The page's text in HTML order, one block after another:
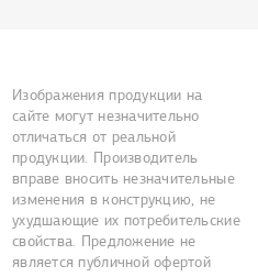
Изображения продукции на
сайте могут незначительно
отличаться от реальной
продукции. Производитель
вправе вносить незначительные
изменения в конструкцию, не
ухудшающие их потребительские
свойства. Предложение не
является публичной офертой